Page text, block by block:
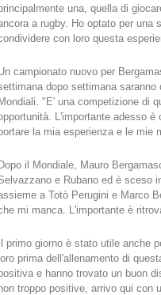
una, quella di
a rugby. Ho optato per una
con loro questa
campionato nuovo per
dopo settimana
Mondiali. "E' una competizione di
L'importante adesso
la mia esperienza e le mie
Dopo il Mondiale, Mauro
e Rubano ed è sceso
a Totò Perugini e Marco
mi manca. L'importante è
Il primo giorno è stato utile anche
loro prima dell'allenamento di
e hanno trovato un buon
troppo positive, arrivo qui con